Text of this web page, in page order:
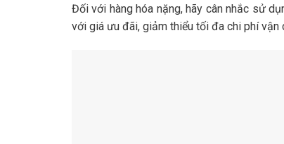
Đối với hàng hóa nặng, hãy cân nhắc sử
với giá ưu đãi, giảm thiểu tối đa chi phí vận